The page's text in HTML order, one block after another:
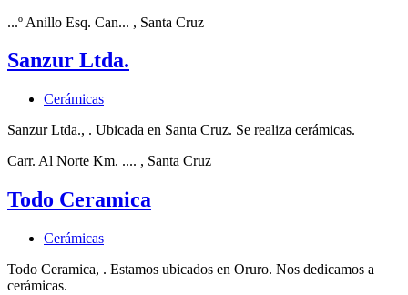
...º Anillo Esq. Can... , Santa Cruz
Sanzur Ltda.
Cerámicas
Sanzur Ltda., . Ubicada en Santa Cruz. Se realiza cerámicas.
Carr. Al Norte Km. .... , Santa Cruz
Todo Ceramica
Cerámicas
Todo Ceramica, . Estamos ubicados en Oruro. Nos dedicamos a
cerámicas.